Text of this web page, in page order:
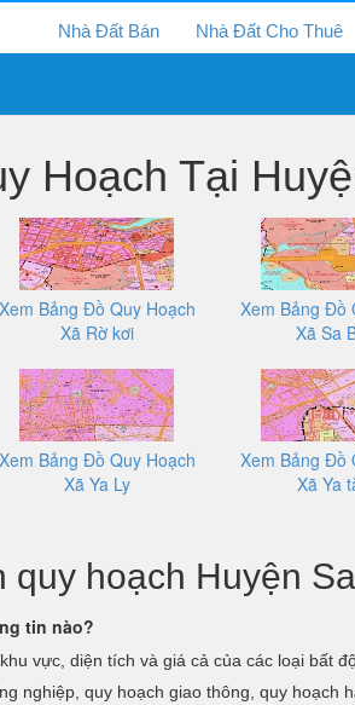
Nhà Đất Bán Nhà Đất Cho Thuê
Hoạch Tại
Xem Bảng Đồ Quy Hoạch
Xã Rờ kơi
Xem Bảng Đồ
Xã Sa
Xem Bảng Đồ Quy Hoạch
Xã Ya Ly
Xem Bảng Đồ
Xã Ya
quy hoạch Huyện
tin nào?
vực, diện tích và giá cả của các loại bất
nghiệp, quy hoạch giao thông, quy